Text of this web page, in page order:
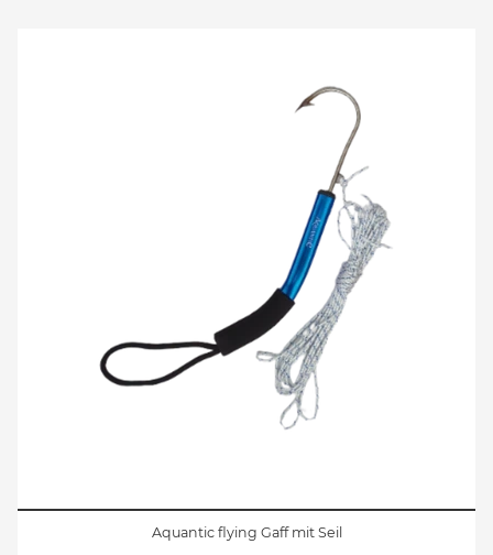
Aquantic flying Gaff mit Seil